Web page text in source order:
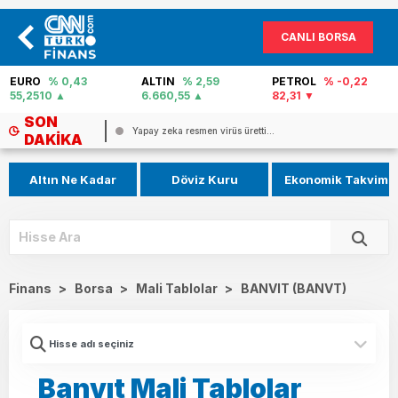
CANLI BORSA
ALTIN
% 2,59
6.660,55
PETROL
% -0,22
82,31
FAİZ % 40,02
0
SON
DAKIKA
Altın için yıl sonu tahmini geldi: ...
Altın Ne Kadar Döviz Kuru Ekonomik Takvim
Finans > Borsa > Mali Tablolar > BANVIT (BANVT)
Banvıt Mali Tablolar